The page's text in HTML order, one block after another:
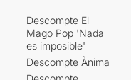
Descompte El
Mago Pop 'Nada
es imposible'
Descompte Ànima